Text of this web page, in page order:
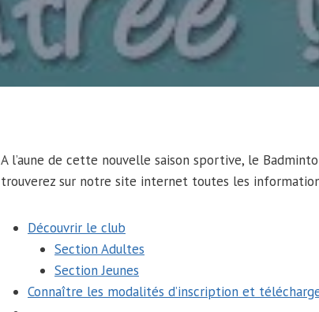
A l’aune de cette nouvelle saison sportive, le
trouverez sur notre site internet toutes les
Découvrir le club
Section Adultes
Section Jeunes
Connaître les modalités d’inscription et